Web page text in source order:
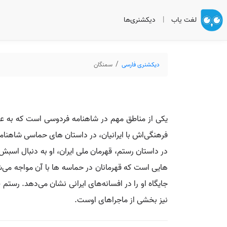
لغت یاب | دیکشنری‌ها
دیکشنری فارسی سمنگان
یکی از مناطق مهم در شاهنامه فردوسی است که به
فرهنگی‌اش با ایرانیان، در داستان‌ های حماسی
در داستان رستم، قهرمان ملی ایران، او به
هایی است که قهرمانان در حماسه‌ ها با آن مواجه
جایگاه او را در افسانه‌های ایرانی نشان می‌دهد.
نیز بخشی از ماجراهای اوست.